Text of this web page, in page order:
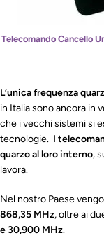
Telecomando Cancello
L’unica frequenza
in Italia sono ancora in
che i vecchi sistemi si
tecnologie. I
quarzo al loro interno,
lavora.
Nel nostro Paese
868,35 MHz, oltre ai
e 30,900 MHz.